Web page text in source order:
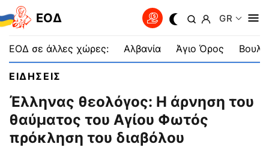
EOΔ GR
ΕΟΔ σε άλλες χώρες: Αλβανία Άγιο Όρος
ΕΙΔΗΣΕΙΣ
Έλληνας θεολόγος: Η άρνηση του
θαύματος του Αγίου Φωτός
πρόκληση του διαβόλου